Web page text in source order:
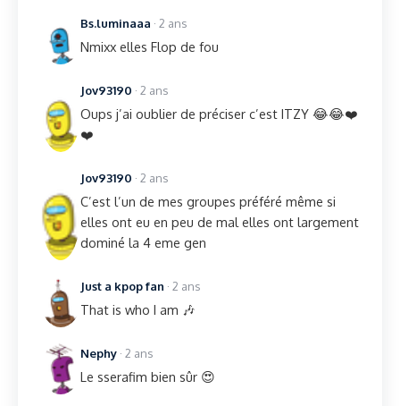
Bs.luminaaa · 2 ans
Nmixx elles Flop de fou
Jov93190 · 2 ans
Oups j’ai oublier de préciser c’est ITZY 😂😂❤️
❤️
Jov93190 · 2 ans
C’est l’un de mes groupes préféré même si
elles ont eu en peu de mal elles ont largement
dominé la 4 eme gen
Just a kpop fan · 2 ans
That is who I am 🎶
Nephy · 2 ans
Le sserafim bien sûr 😍